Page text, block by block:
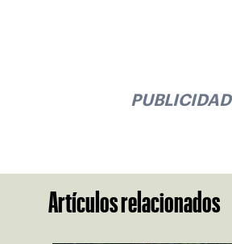
PUBLICIDAD
Artículos relacionados